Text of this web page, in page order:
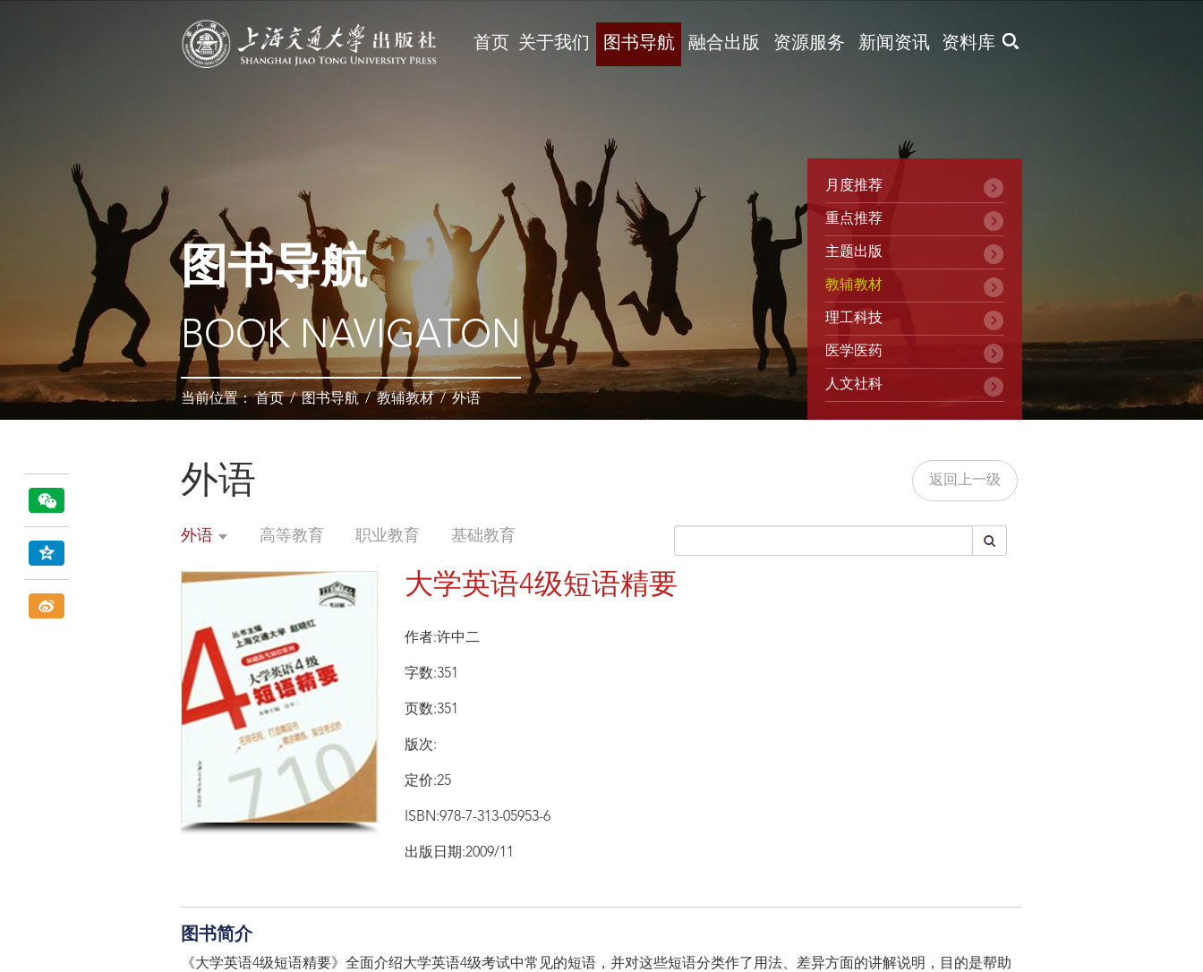
X
首页 关于我们 图书导航 融合出版 资源服务 新闻资讯 资料库
图书导航
BOOK NAVIGATON
当前位置：首页/图书导航 / 教辅教材 / 外语
月度推荐
重点推荐
主题出版
教辅教材
理工科技
医学医药
人文社科
外语 返回上一级
外语 高等教育 职业教育 基础教育
大学英语4级短语精要
作者:许中二
字数:351
页数:351
版次:
定价:25
ISBN:978-7-313-05953-6
出版日期:2009/11
图书简介
《大学英语4级短语精要》全面介绍大学英语4级考试中常见的短语，并对这些短语分类作了用法、差异方面的讲解说明，目的是帮助